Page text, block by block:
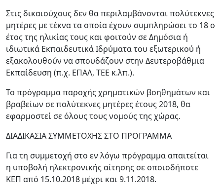
Στις δικαιούχους δεν θα περιλαμβάνονται πολύτεκνες
μητέρες με τέκνα τα οποία έχουν συμπληρώσει το 18 ο
έτος της ηλικίας τους και φοιτούν σε Δημόσια ή
ιδιωτικά Εκπαιδευτικά Ιδρύματα του εξωτερικού ή
εξακολουθούν να σπουδάζουν στην Δευτεροβάθμια
Εκπαίδευση (π.χ. ΕΠΑΛ, ΤΕΕ κ.λπ.).
Το πρόγραμμα παροχής χρηματικών βοηθημάτων και
βραβείων σε πολύτεκνες μητέρες έτους 2018, θα
εφαρμοστεί σε όλους τους νομούς της χώρας.
ΔΙΑΔΙΚΑΣΙΑ ΣΥΜΜΕΤΟΧΗΣ ΣΤΟ ΠΡΟΓΡΑΜΜΑ
Για τη συμμετοχή στο εν λόγω πρόγραμμα απαιτείται
η υποβολή ηλεκτρονικής αίτησης σε οποιοδήποτε
ΚΕΠ από 15.10.2018 μέχρι και 9.11.2018.